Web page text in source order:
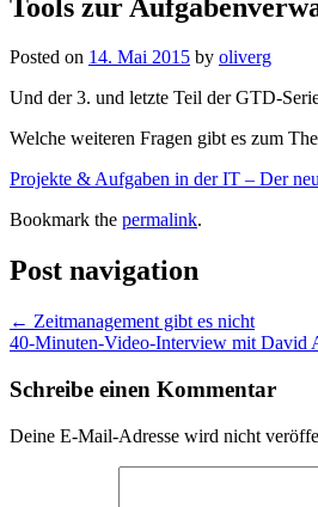
Tools zur
Posted on 14. Mai 2015 by oliverg
Und der 3. und letzte Teil der GTD-
Welche weiteren Fragen gibt es zum
Projekte & Aufgaben in der IT – Der
Bookmark the permalink.
Post navigation
← Zeitmanagement gibt es nicht
40-Minuten-Video-Interview mit David
Schreibe einen Kommentar
Deine E-Mail-Adresse wird nicht